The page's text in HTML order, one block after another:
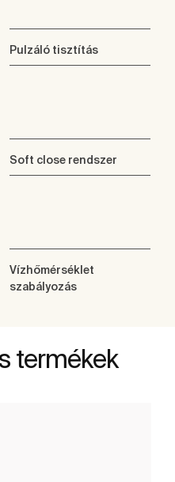
Pulzáló tisztítás
Soft close rendszer
Vízhőmérséklet
szabályozás
termékek